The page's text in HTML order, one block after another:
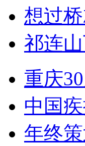
想过
祁连
重庆
中国
年终